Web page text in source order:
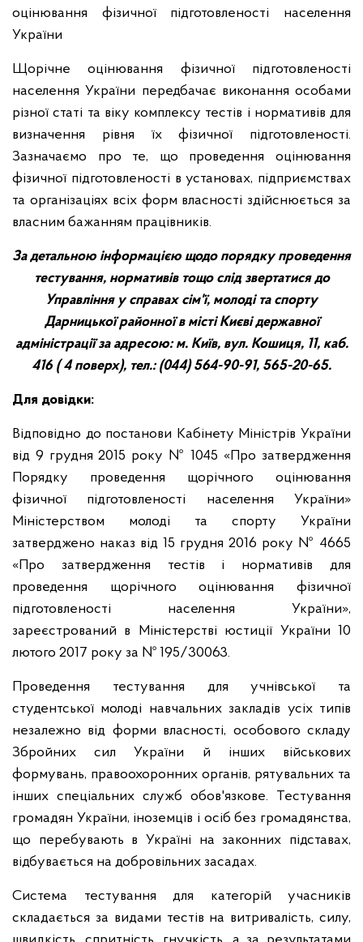
оцінювання фізичної підготовленості населення
України
Щорічне оцінювання фізичної підготовленості
населення України передбачає виконання особами
різної статі та віку комплексу тестів і нормативів для
визначення рівня їх фізичної підготовленості.
Зазначаємо про те, що проведення оцінювання
фізичної підготовленості в установах, підприємствах
та організаціях всіх форм власності здійснюється за
власним бажанням працівників.
За детальною інформацією щодо порядку проведення
тестування, нормативів тощо слід звертатися до
Управління у справах сім'ї, молоді та спорту
Дарницької районної в місті Києві державної
адміністрації за адресою: м. Київ, вул. Кошиця, 11, каб.
416 ( 4 поверх), тел.: (044) 564-90-91, 565-20-65.
Для довідки:
Відповідно до постанови Кабінету Міністрів України
від 9 грудня 2015 року № 1045 «Про затвердження
Порядку проведення щорічного оцінювання
фізичної підготовленості населення України»
Міністерством молоді та спорту України
затверджено наказ від 15 грудня 2016 року № 4665
«Про затвердження тестів і нормативів для
проведення щорічного оцінювання фізичної
підготовленості населення України»,
зареєстрований в Міністерстві юстиції України 10
лютого 2017 року за № 195/30063.
Проведення тестування для учнівської та
студентської молоді навчальних закладів усіх типів
незалежно від форми власності, особового складу
Збройних сил України й інших військових
формувань, правоохоронних органів, рятувальних та
інших спеціальних служб обов'язкове. Тестування
громадян України, іноземців і осіб без громадянства,
що перебувають в Україні на законних підставах,
відбувається на добровільних засадах.
Система тестування для категорій учасників
складається за видами тестів на витривалість, силу,